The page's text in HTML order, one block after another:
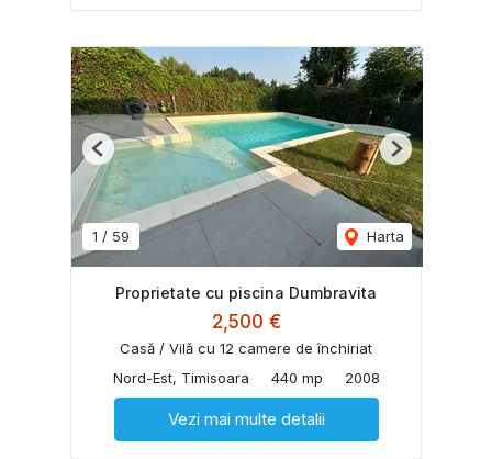
1 / 59 Harta
Previous Next
Proprietate cu piscina Dumbravita
2,500 €
Casă / Vilă cu 12 camere de închiriat
Nord-Est, Timisoara
440 mp 2008
Vezi mai multe detalii